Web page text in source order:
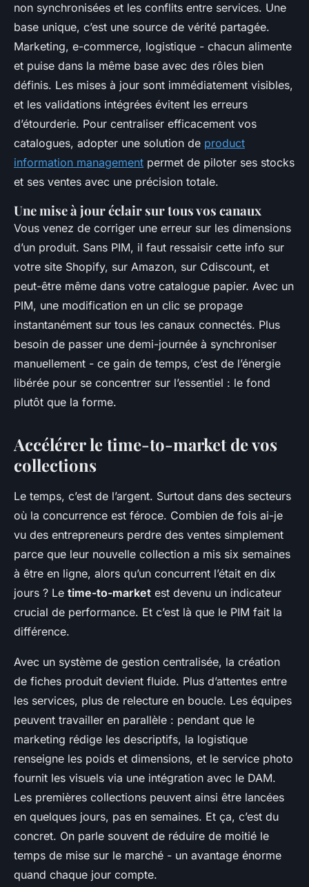
non synchronisées et les conflits entre services. Une
base unique, c’est une source de vérité partagée.
Marketing, e-commerce, logistique - chacun alimente
et puise dans la même base avec des rôles bien
définis. Les mises à jour sont immédiatement visibles,
et les validations intégrées évitent les erreurs
d’étourderie. Pour centraliser efficacement vos
catalogues, adopter une solution de product
information management permet de piloter ses stocks
et ses ventes avec une précision totale.
Une mise à jour éclair sur tous vos canaux
Vous venez de corriger une erreur sur les dimensions
d’un produit. Sans PIM, il faut ressaisir cette info sur
votre site Shopify, sur Amazon, sur Cdiscount, et
peut-être même dans votre catalogue papier. Avec un
PIM, une modification en un clic se propage
instantanément sur tous les canaux connectés. Plus
besoin de passer une demi-journée à synchroniser
manuellement - ce gain de temps, c’est de l’énergie
libérée pour se concentrer sur l’essentiel : le fond
plutôt que la forme.
Accélérer le time-to-market de vos
collections
Le temps, c’est de l’argent. Surtout dans des secteurs
où la concurrence est féroce. Combien de fois ai-je
vu des entrepreneurs perdre des ventes simplement
parce que leur nouvelle collection a mis six semaines
à être en ligne, alors qu’un concurrent l’était en dix
jours ? Le time-to-market est devenu un indicateur
crucial de performance. Et c’est là que le PIM fait la
différence.
Avec un système de gestion centralisée, la création
de fiches produit devient fluide. Plus d’attentes entre
les services, plus de relecture en boucle. Les équipes
peuvent travailler en parallèle : pendant que le
marketing rédige les descriptifs, la logistique
renseigne les poids et dimensions, et le service photo
fournit les visuels via une intégration avec le DAM.
Les premières collections peuvent ainsi être lancées
en quelques jours, pas en semaines. Et ça, c’est du
concret. On parle souvent de réduire de moitié le
temps de mise sur le marché - un avantage énorme
quand chaque jour compte.